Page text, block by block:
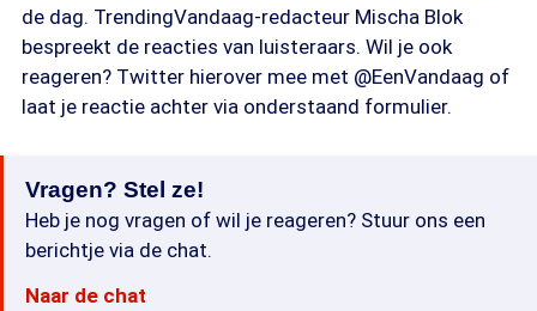
de dag. TrendingVandaag-redacteur Mischa Blok
bespreekt de reacties van luisteraars. Wil je ook
reageren? Twitter hierover mee met @EenVandaag of
laat je reactie achter via onderstaand formulier.
Vragen? Stel ze!
Heb je nog vragen of wil je reageren? Stuur ons een
berichtje via de chat.
Naar de chat